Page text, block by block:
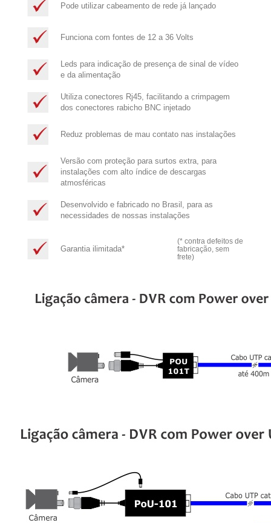
Pode utilizar cabeamento de rede já lançado
Funciona com fontes de 12 a 36 Volts
Leds para indicação de presença de sinal de vídeo
e da alimentação
Utiliza conectores Rj45, facilitando a crimpagem
dos conectores rabicho BNC injetado
Reduz problemas de mau contato nas instalações
Versão com proteção para surtos extra, para
instalações com alto índice de descargas
atmosféricas
Desenvolvido e fabricado no Brasil, para as
necessidades de nossas instalações
Garantia ilimitada*
(* contra defeitos de
fabricação, sem
frete)